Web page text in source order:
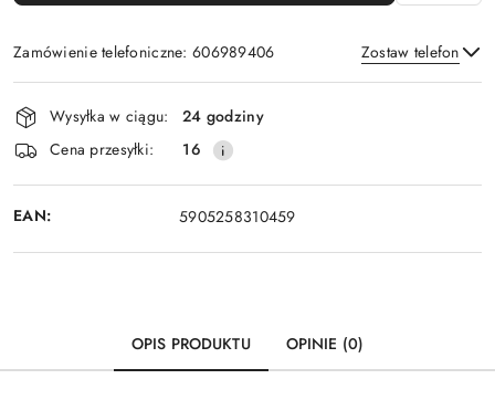
Zamówienie telefoniczne: 606989406 Zostaw telefon
Wyślij
Dostępność
i
dostawa
Wysyłka w ciągu:
24 godziny
Cena przesyłki:
16
EAN: 5905258310459
OPIS PRODUKTU OPINIE (0)